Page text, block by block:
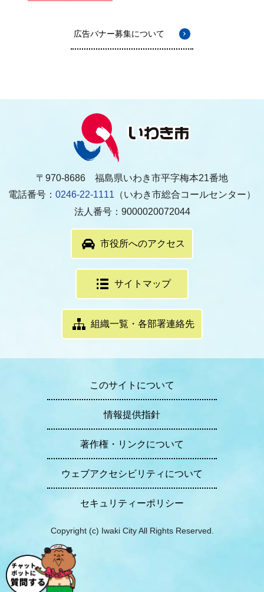
広告バナー募集について
〒970-8686 福島県いわき市平字梅本21番地
電話番号： 0246-22-1111 （いわき市総合コールセンター）
法人番号：9000020072044
市役所へのアクセス
サイトマップ
組織一覧・各部署連絡先
このサイトについて
情報提供指針
著作権・リンクについて
ウェブアクセシビリティについて
セキュリティーポリシー
Copyright (c) Iwaki City All Rights Reserved.